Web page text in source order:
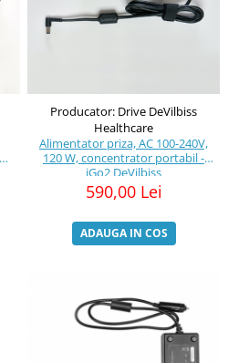
Producator: Drive DeVilbiss
Healthcare
Alimentator priza, AC 100-240V,
120 W, concentrator portabil -
iGo2 DeVilbiss
590,00 Lei
ADAUGA IN COS